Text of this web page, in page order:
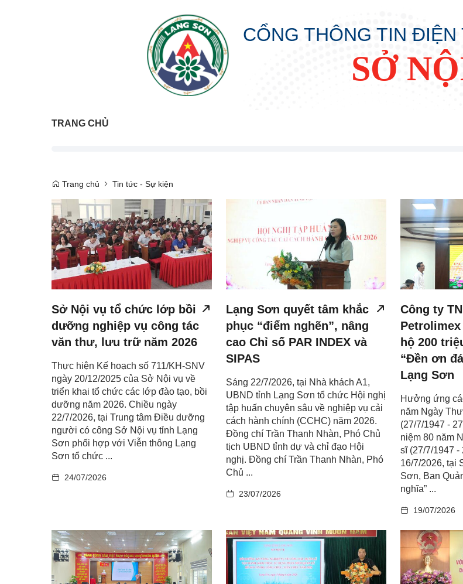
CỔNG THÔNG TIN
SỞ
TRANG CHỦ
Trang chủ Tin tức - Sự kiện
Sở Nội vụ tổ chức lớp bồi
dưỡng nghiệp vụ công tác
văn thư, lưu trữ năm 2026
Thực hiện Kế hoạch số 711/KH-SNV
ngày 20/12/2025 của Sở Nội vụ về
triển khai tổ chức các lớp đào tạo, bồi
dưỡng năm 2026. Chiều ngày
22/7/2026, tại Trung tâm Điều dưỡng
người có công Sở Nội vụ tỉnh Lạng
Sơn phối hợp với Viễn thông Lạng
Sơn tổ chức ...
24/07/2026
Lạng Sơn quyết tâm khắc
phục “điểm nghẽn”, nâng
cao Chỉ số PAR INDEX và
SIPAS
Sáng 22/7/2026, tại Nhà khách A1,
UBND tỉnh Lạng Sơn tổ chức Hội nghị
tập huấn chuyên sâu về nghiệp vụ cải
cách hành chính (CCHC) năm 2026.
Đồng chí Trần Thanh Nhàn, Phó Chủ
tịch UBND tỉnh dự và chỉ đạo Hội
nghị. Đồng chí Trần Thanh Nhàn, Phó
Chủ ...
23/07/2026
Công ty
hộ 200
“Đền ơn
Lạng Sơn
Hưởng ứng
năm Ngày
(27/7/1947 -
niệm 80 năm
sĩ (27/7/1947 -
16/7/2026, tại
Sơn, Ban
nghĩa” ...
19/07/2026